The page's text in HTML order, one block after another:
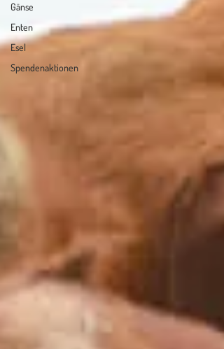
Gänse
Enten
Esel
Spendenaktionen